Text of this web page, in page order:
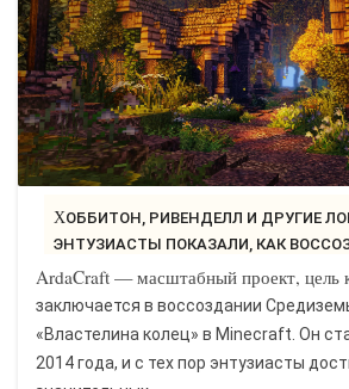
ХОББИТОН, РИВЕНДЕЛЛ И ДРУГИЕ ЛОКАЦИИ:
ЭНТУЗИАСТЫ ПОКАЗАЛИ, КАК
ArdaCraft — масштабный проект, цель
заключается в воссоздании
«Властелина колец» в Minecraft. Он
2014 года, и с тех пор энтузиасты